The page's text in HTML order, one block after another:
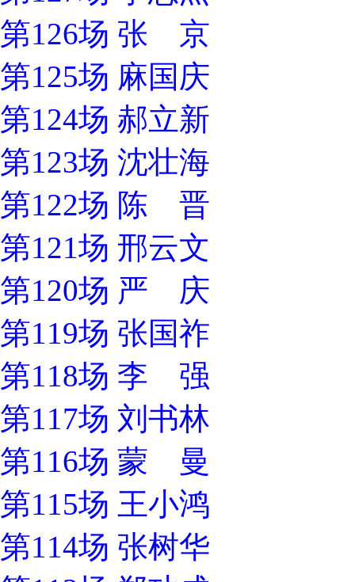
第126场 张 京
第125场 麻国庆
第124场 郝立新
第123场 沈壮海
第122场 陈 晋
第121场 邢云文
第120场 严 庆
第119场 张国祚
第118场 李 强
第117场 刘书林
第116场 蒙 曼
第115场 王小鸿
第114场 张树华